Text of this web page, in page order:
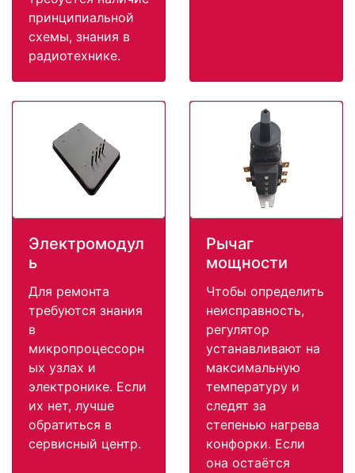
принципиальной
схемы, знания в
радиотехнике.
Электромодул
ь
Для ремонта
требуются знания
в
микропроцессорн
ых узлах и
электронике. Если
их нет, лучше
обратиться в
сервисный центр.
Рычаг
мощности
Чтобы определить
неисправность,
регулятор
устанавливают на
максимальную
температуру и
следят за
степенью нагрева
конфорки. Если
она остаётся